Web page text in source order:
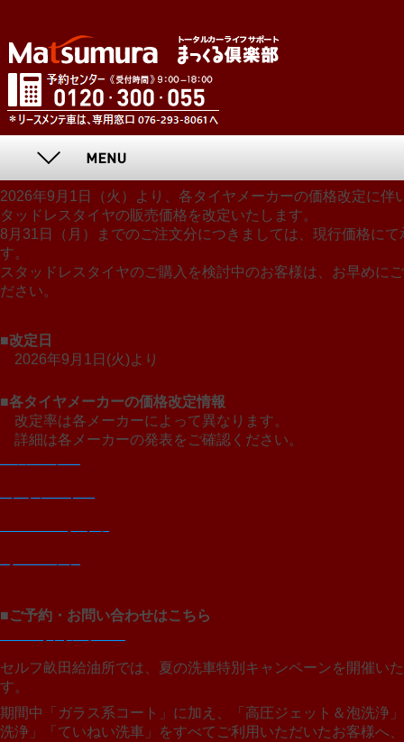
2026年9月1日（火）より、各タイヤメーカーの価格改定に伴
タッドレスタイヤの販売価格を改定いたします。
8月31日（月）までのご注文分につきましては、現行価格にて
す。
スタッドレスタイヤのご購入を検討中のお客様は、お早めに
ださい。
■改定日
2026年9月1日(火)より
■各タイヤメーカーの価格改定情報
改定率は各メーカーによって異なります。
詳細は各メーカーの発表をご確認ください。
■ご予約・お問い合わせはこちら
セルフ畝田給油所では、夏の洗車特別キャンペーンを開催い
す。
期間中「ガラス系コート」に加え、「高圧ジェット＆泡洗浄
洗浄」「ていねい洗車」をすべてご利用いただいたお客様へ